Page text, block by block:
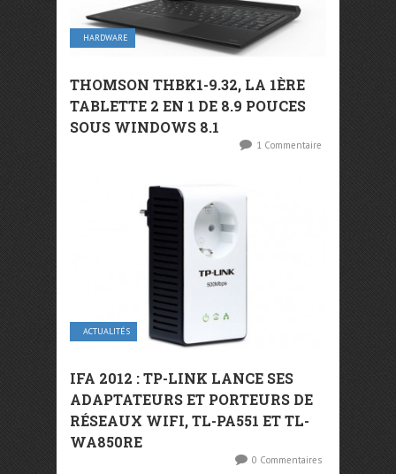
HARDWARE
THOMSON THBK1-9.32, LA 1ÈRE
TABLETTE 2 EN 1 DE 8.9 POUCES
SOUS WINDOWS 8.1
1 Commentaire
ACTUALITÉS
IFA 2012 : TP-LINK LANCE SES
ADAPTATEURS ET PORTEURS DE
RÉSEAUX WIFI, TL-PA551 ET TL-
WA850RE
0 Commentaires